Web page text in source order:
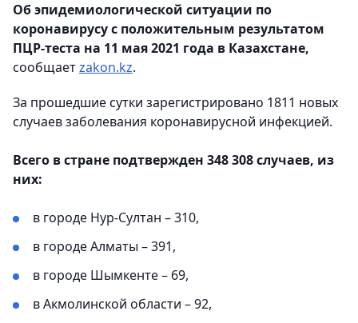
Об эпидемиологической ситуации по
коронавирусу с положительным результатом
ПЦР-теста на 11 мая 2021 года в Казахстане,
сообщаетzakon.kz.
За прошедшие сутки зарегистрировано 1811 новых
случаев заболевания коронавирусной инфекцией.
Всего в стране подтвержден 348 308 случаев, из
них:
в городе Нур-Султан – 310,
в городе Алматы – 391,
в городе Шымкенте – 69,
в Акмолинской области – 92,